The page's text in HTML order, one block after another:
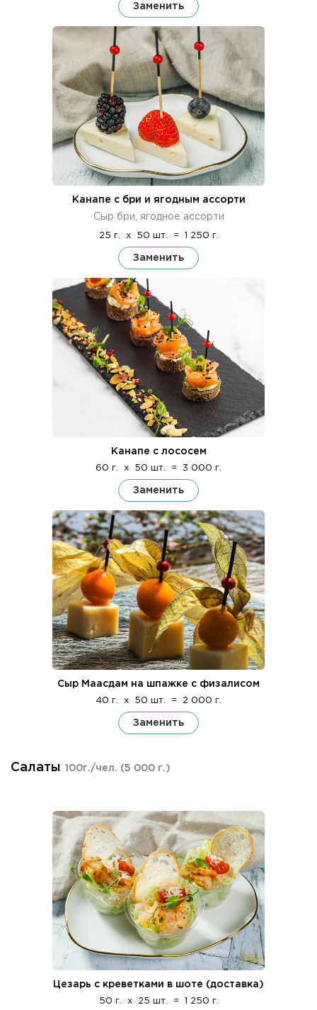
Заменить
Канапе с бри и ягодным ассорти
Сыр бри, ягодное ассорти
25 г. x 50 шт. = 1 250 г.
Заменить
Канапе с лососем
60 г. x 50 шт. = 3 000 г.
Заменить
Сыр Маасдам на шпажке с физалисом
40 г. x 50 шт. = 2 000 г.
Заменить
Салаты 100г./чел. (5 000 г.)
Цезарь с креветками в шоте (доставка)
50 г. x 25 шт. = 1 250 г.